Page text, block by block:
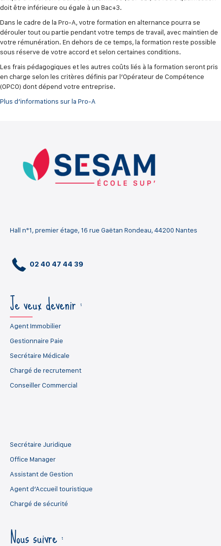
doit être inférieure ou égale à un Bac+3.
Dans le cadre de la Pro-A, votre formation en alternance pourra se
dérouler tout ou partie pendant votre temps de travail, avec maintien de
votre rémunération. En dehors de ce temps, la formation reste possible
sous réserve de votre accord et selon certaines conditions.
Les frais pédagogiques et les autres coûts liés à la formation seront pris
en charge selon les critères définis par l’Opérateur de Compétence
(OPCO) dont dépend votre entreprise.
Plus d’informations sur la Pro-A
Hall n°1, premier étage, 16 rue Gaëtan Rondeau, 44200 Nantes
02 40 47 44 39
Je veux devenir :
Agent Immobilier
Gestionnaire Paie
Secrétaire Médicale
Chargé de recrutement
Conseiller Commercial
Secrétaire Juridique
Office Manager
Assistant de Gestion
Agent d’Accueil touristique
Chargé de sécurité
Nous suivre :